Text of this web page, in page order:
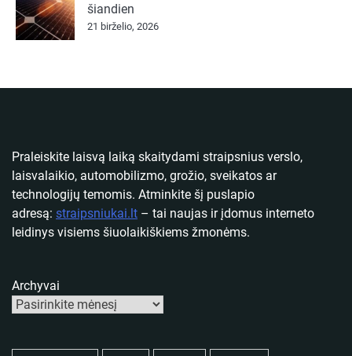
šiandien
21 birželio, 2026
Praleiskite laisvą laiką skaitydami straipsnius verslo,
laisvalaikio, automobilizmo, grožio, sveikatos ar
technologijų temomis. Atminkite šį puslapio
adresą: straipsniukai.lt – tai naujas ir įdomus interneto
leidinys visiems šiuolaikiškiems žmonėms.
Archyvai